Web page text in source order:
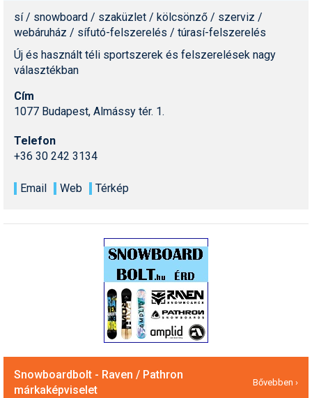
sí / snowboard / szaküzlet / kölcsönző / szerviz /
webáruház / sífutó-felszerelés / túrasí-felszerelés
Új és használt téli sportszerek és felszerelések nagy
választékban
Cím
1077 Budapest, Almássy tér. 1.
Telefon
+36 30 242 3134
Email Web Térkép
Snowboardbolt - Raven / Pathron
márkaképviselet
Bővebben ›